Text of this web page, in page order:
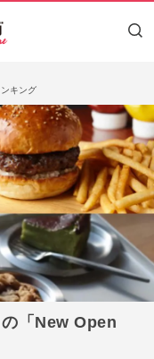
キング
「New Open